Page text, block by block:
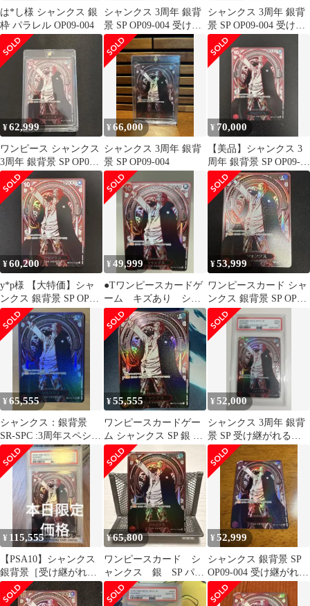
は*し様 シャンクス 銀
枠 パラレル OP09-004
シャンクス 3周年 銀背
景 SP OP09-004 受け継
がれる意志
シャンクス 3周年 銀背
景 SP OP09-004 受け継
がれる意志
¥62,999
ワンピース シャンクス
3周年 銀背景 SP OP09-
004 受け継がれる意志
¥66,000
シャンクス 3周年 銀背
景 SP OP09-004
¥ 70,000
【美品】シャンクス 3
周年 銀背景 SP OP09-
004 受け継がれる意志
¥60,200
y*p様 【大特価】シャ
ンクス 銀背景 SP OP09-
004
¥49,999
●Tワンピースカードゲ
ーム キズあり シャ
ンクス 銀背景 SP
N5946
¥53,999
ワンピースカード シャ
ンクス 銀背景 SP OP09-
004
¥65,555
シャンクス：銀背景
SR-SPC :3周年スペシャ
ルカード
¥55,555
ワンピースカードゲー
ム シャンクス SP 銀 3
周年
¥52,000
シャンクス 3周年 銀背
景 SP 受け継がれる意
志 ワンピースカード
psa9
¥ 115,555
【PSA10】シャンクス
銀背景［受け継がれる
意志］
¥65,800
ワンピースカード シ
ャンクス 銀 SP パラ
レル
¥52,999
シャンクス 銀背景 SP
OP09-004 受け継がれる
意志